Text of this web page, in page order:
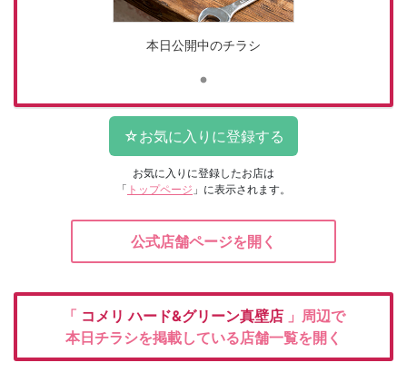
本日公開中のチラシ
お気に入りに登録したお店は
「 トップページ 」に表示されます。
公式店舗ページを開く
「 コメリハード&グリーン真壁店 」周辺で
本日チラシを掲載している店舗一覧を開く